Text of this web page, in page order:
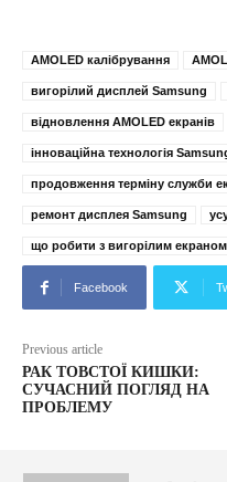
AMOLED калібрування
вигорілий дисплей Samsung
відновлення AMOLED екранів
інноваційна технологія
продовження терміну служби
ремонт дисплея Samsung
що робити з вигорілим екраном
Facebook
Previous article
РАК ТОВСТОЇ КИШКИ:
СУЧАСНИЙ ПОГЛЯД НА
ПРОБЛЕМУ